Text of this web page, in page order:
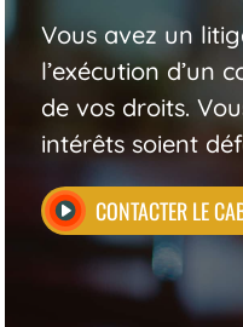
Vous avez un
l’exécution d’un
de vos droits.
intérêts soient
CONTACTER LE